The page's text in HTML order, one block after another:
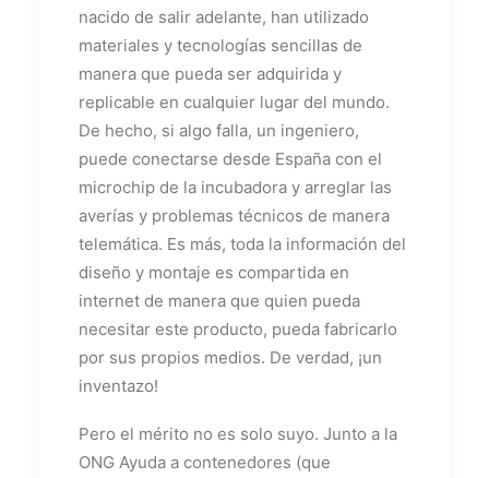
nacido de salir adelante, han utilizado
materiales y tecnologías sencillas de
manera que pueda ser adquirida y
replicable en cualquier lugar del mundo.
De hecho, si algo falla, un ingeniero,
puede conectarse desde España con el
microchip de la incubadora y arreglar las
averías y problemas técnicos de manera
telemática. Es más, toda la información del
diseño y montaje es compartida en
internet de manera que quien pueda
necesitar este producto, pueda fabricarlo
por sus propios medios. De verdad, ¡un
inventazo!
Pero el mérito no es solo suyo. Junto a la
ONG Ayuda a contenedores (que